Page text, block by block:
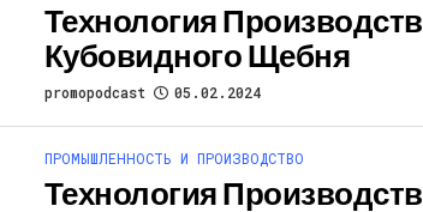
Технология
Кубовидного Щебня
promopodcast 05.02.2024
ПРОМЫШЛЕННОСТЬ И ПРОИЗВОДСТВО
Технология